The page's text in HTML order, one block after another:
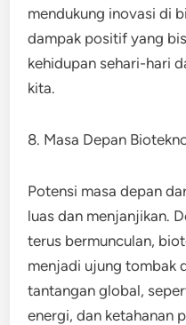
mendukung inovasi di
dampak positif yang
kehidupan sehari-hari
kita.
8. Masa Depan
Potensi masa depan
luas dan menjanjikan.
terus bermunculan,
menjadi ujung tombak
tantangan global,
energi, dan ketahanan